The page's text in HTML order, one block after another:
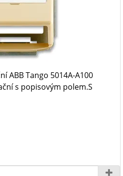
ABB Tango 5014A-A100
s popisovým polem.S